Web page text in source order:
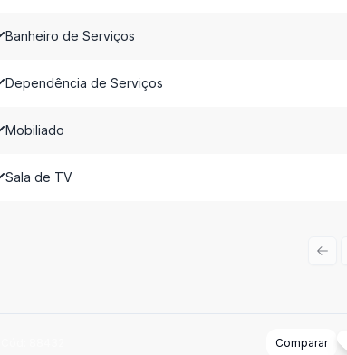
Banheiro de Serviços
Dependência de Serviços
Mobiliado
Sala de TV
Comparar